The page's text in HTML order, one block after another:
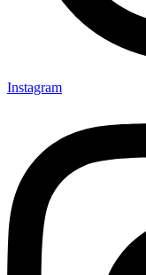
Instagram